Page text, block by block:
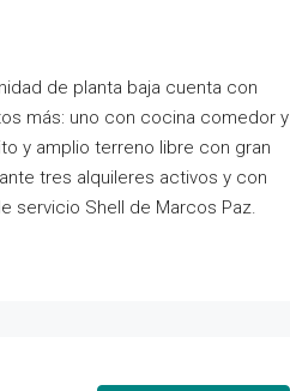
de planta baja cuenta con
más: uno con cocina comedor y
y amplio terreno libre con gran
tres alquileres activos y con
servicio Shell de Marcos Paz.